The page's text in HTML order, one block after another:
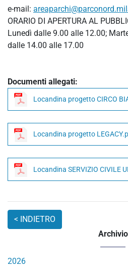
e-mail:
ORARIO DI APERTURA AL
Lunedì dalle 9.00 alle 12.00;
dalle 14.00 alle 17.00
Documenti allegati:
Locandina progetto CIRCO
Locandina progetto
Locandina SERVIZIO CIVILE
Archivio
2026